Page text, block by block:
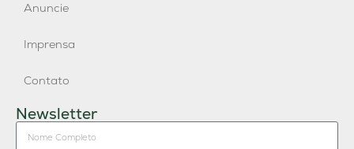
Anuncie
Imprensa
Contato
Newsletter